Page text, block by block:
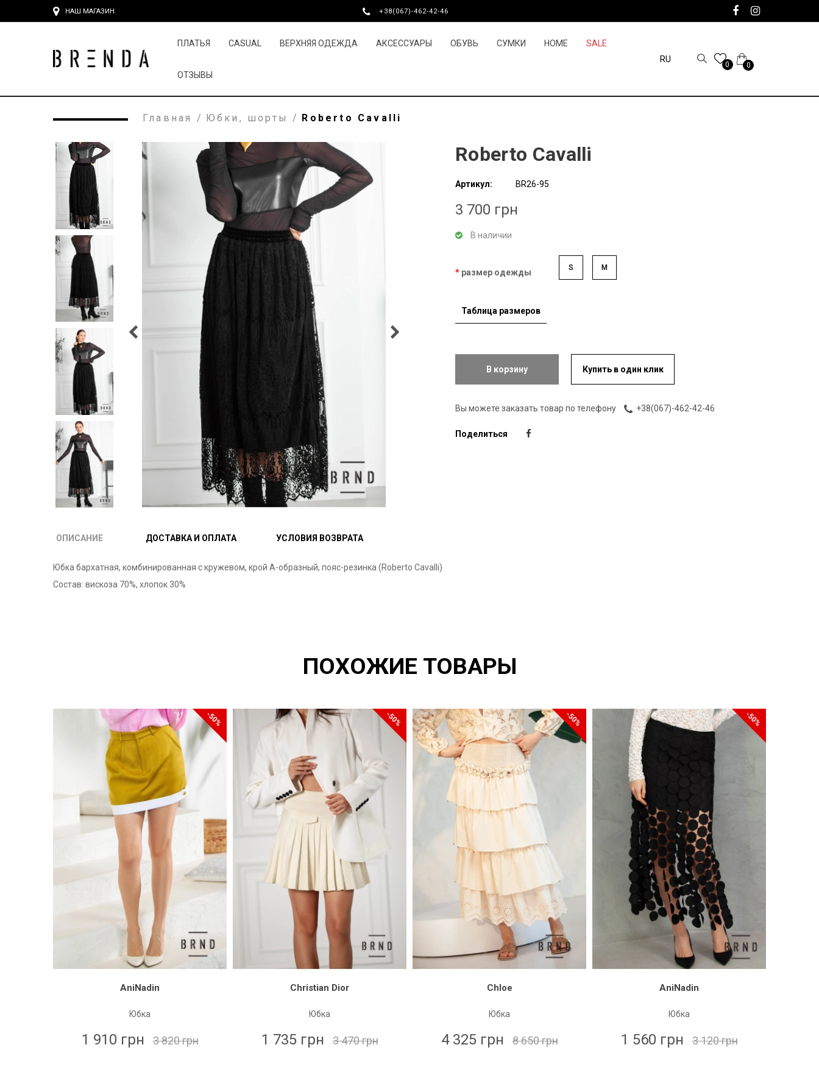
НАШ МАГАЗИН +38(067)-462-42-46
ПЛАТЬЯ CASUAL ВЕРХНЯЯ ОДЕЖДА АКСЕССУАРЫ ОБУВЬ СУМКИ HOME SALE
ОТЗЫВЫ
RU
0 0
Главная / Юбки, шорты / Roberto Cavalli
Roberto Cavalli
Артикул: BR26-95
3 700 грн
В наличии
размер одежды S M
Таблица размеров
В корзину Купить в один клик
Вы можете заказать товар по телефону +38(067)-462-42-46
Поделиться
ОПИСАНИЕ ДОСТАВКА И ОПЛАТА УСЛОВИЯ ВОЗВРАТА
Юбка бархатная, комбинированная с кружевом, крой А-образный, пояс-резинка (Roberto Cavalli)
Состав: вискоза 70%, хлопок 30%
ПОХОЖИЕ ТОВАРЫ
-50%
AniNadin
Юбка
1 910 грн 3 820 грн
-50%
Christian Dior
Юбка
1 735 грн 3 470 грн
-50%
Chloe
Юбка
4 325 грн 8 650 грн
-50%
AniNadin
Юбка
1 560 грн 3 120 грн